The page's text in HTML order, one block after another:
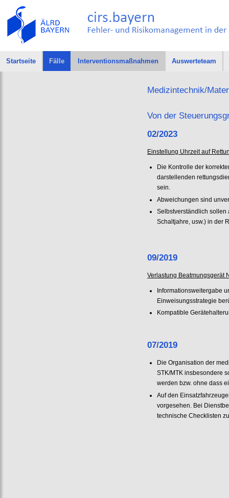
Startseite Fälle Interventionsmaßnahmen Auswerteteam
Medizintechnik/
Von der
02/2023
Einstellung Uhrzeit auf
Die Kontrolle der
darstellenden
sein.
Abweichungen sind
Selbstverständlich sollen
Schaltjahre, usw.) in der
09/2019
Verlastung Beatmungsgerät
Informationsweitergabe
Einweisungsstrategie
Kompatible
07/2019
Die Organisation der
STK/MTK insbesondere
werden bzw. ohne dass
Auf den
vorgesehen. Bei
technische Checklisten